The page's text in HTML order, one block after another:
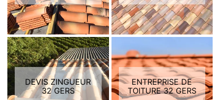
DEVIS ZINGUEUR
32 GERS
ENTREPRISE DE
TOITURE 32 GERS